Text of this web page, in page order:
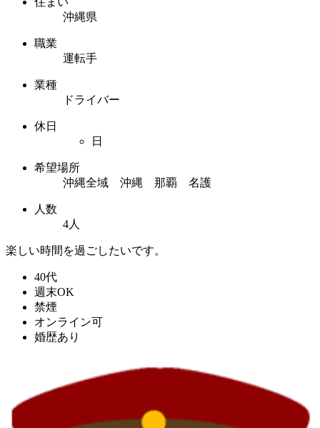
沖縄県
職業
運転手
業種
ドライバー
休日
日
希望場所
沖縄全域 沖縄 那覇 名護
人数
4人
楽しい時間を過ごしたいです。
40代
週末OK
禁煙
オンライン可
婚歴あり